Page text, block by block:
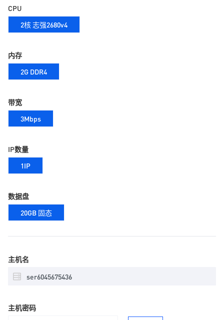
CPU
2核 志强2680v4
内存
2G DDR4
带宽
3Mbps
IP数量
1IP
数据盘
20GB 固态
主机名
主机密码